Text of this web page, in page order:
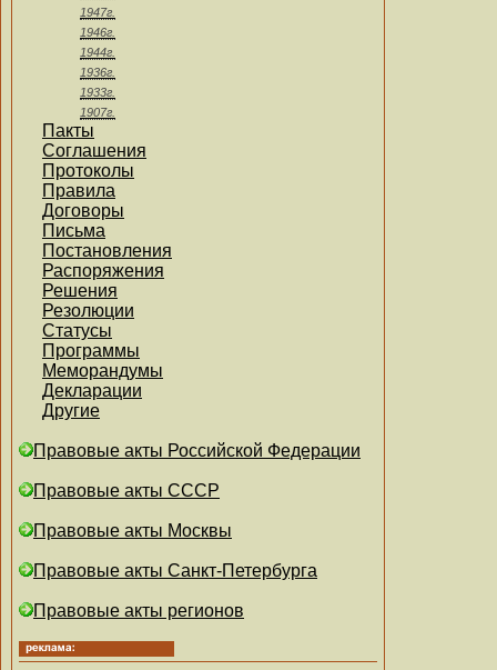
1947г.
1946г.
1944г.
1936г.
1933г.
1907г.
Пакты
Соглашения
Протоколы
Правила
Договоры
Письма
Постановления
Распоряжения
Решения
Резолюции
Статусы
Программы
Меморандумы
Декларации
Другие
Правовые акты Российской Федерации
Правовые акты СССР
Правовые акты Москвы
Правовые акты Санкт-Петербурга
Правовые акты регионов